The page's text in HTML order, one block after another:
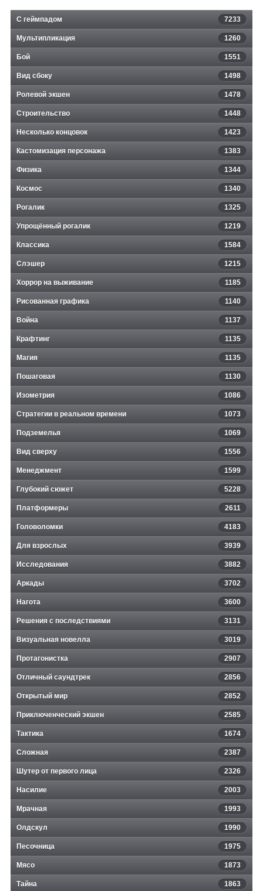
С геймпадом 7233
Мультипликация 1260
Бой 1551
Вид сбоку 1498
Ролевой экшен 1478
Строительство 1448
Несколько концовок 1423
Кастомизация персонажа 1383
Физика 1344
Космос 1340
Рогалик 1325
Упрощённый рогалик 1219
Классика 1584
Слэшер 1215
Хоррор на выживание 1185
Рисованная графика 1140
Война 1137
Крафтинг 1135
Магия 1135
Пошаговая 1130
Изометрия 1086
Стратегии в реальном времени 1073
Подземелья 1069
Вид сверху 1556
Менеджмент 1599
Глубокий сюжет 5228
Платформеры 2611
Головоломки 4183
Для взрослых 3939
Исследования 3882
Аркады 3702
Нагота 3600
Решения с последствиями 3131
Визуальная новелла 3019
Протагонистка 2907
Отличный саундтрек 2856
Открытый мир 2852
Приключенческий экшен 2585
Тактика 1674
Сложная 2387
Шутер от первого лица 2326
Насилие 2003
Мрачная 1993
Олдскул 1990
Песочница 1975
Мясо 1873
Тайна 1863